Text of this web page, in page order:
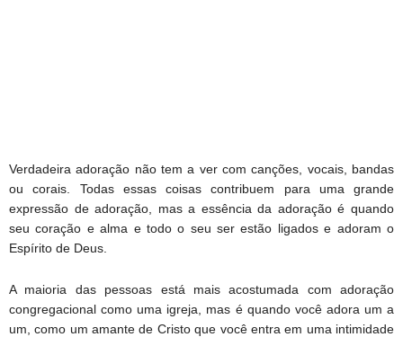
Verdadeira adoração não tem a ver com canções, vocais, bandas
ou corais. Todas essas coisas contribuem para uma grande
expressão de adoração, mas a essência da adoração é quando
seu coração e alma e todo o seu ser estão ligados e adoram o
Espírito de Deus.
A maioria das pessoas está mais acostumada com adoração
congregacional como uma igreja, mas é quando você adora um a
um, como um amante de Cristo que você entra em uma intimidade